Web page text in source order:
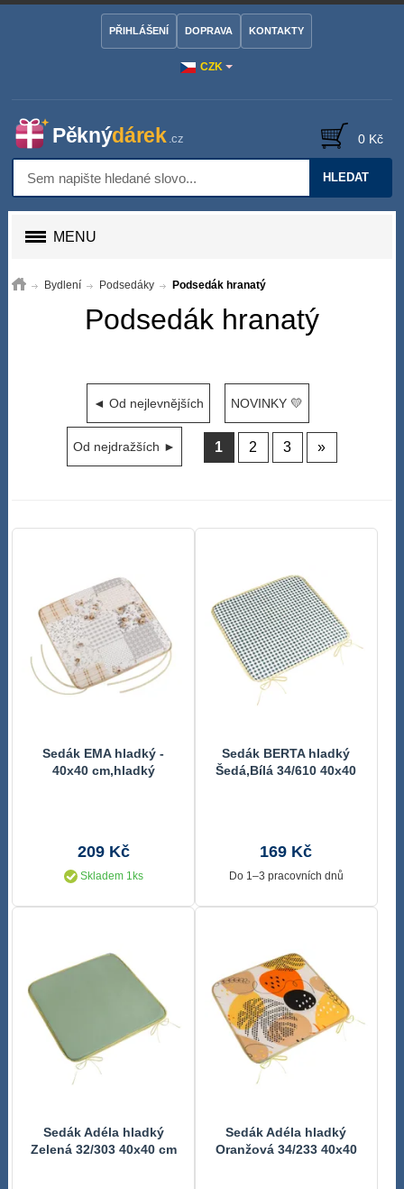
CZK
PŘIHLÁŠENÍ DOPRAVA KONTAKTY
HLEDAT
0 Kč
MENU
Bydlení Podsedáky Podsedák hranatý
Podsedák hranatý
◄ Od nejlevnějších NOVINKY 💛
Od nejdražších ► 1 2 3 »
Sedák EMA hladký -
40x40 cm,hladký
209 Kč
Skladem 1ks
Sedák BERTA hladký
Šedá,Bílá 34/610 40x40
169 Kč
Do 1–3 pracovních dnů
Sedák Adéla hladký
Zelená 32/303 40x40 cm
Sedák Adéla hladký
Oranžová 34/233 40x40